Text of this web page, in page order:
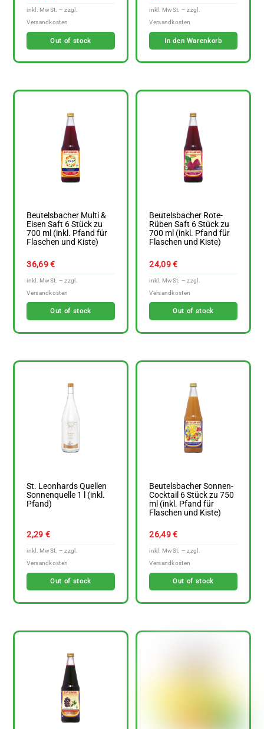
Out of stock In den Warenkorb
Beutelsbacher Multi &
Eisen Saft 6 Stück zu
700 ml (inkl. Pfand für
Flaschen und Kiste)
36,69€
Out of stock
Beutelsbacher Rote-
Rüben Saft 6 Stück zu
700 ml (inkl. Pfand für
Flaschen und Kiste)
24,09€
Out of stock
St. Leonhards Quellen
Sonnenquelle 1 l (inkl.
Pfand)
2,29 €
Out of stock
Beutelsbacher Sonnen-
Cocktail 6 Stück zu 750
ml (inkl. Pfand für
Flaschen und Kiste)
26,49€
Out of stock